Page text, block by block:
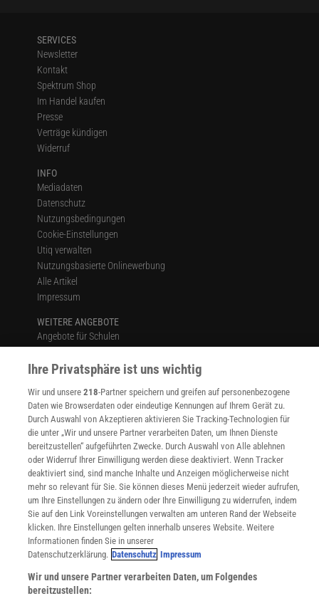
SERVICES
Newsletter
Kontakt
Spektrum Shop
Im Handel kaufen
Presse
Verträge kündigen
Widerruf
INFO
Mediadaten
Datenschutz
Nutzungsbedingungen
Cookie-Einstellungen
Utiq verwalten
Nutzungsbasierte Onlinewerbung
Alle Artikel
Impressum
WEITERE ANGEBOTE
Angebote für Schulen
Sprachen lernen mit Gymglish
Für Spektrum schreiben
Zugänglichkeitserklärung
WEBSEITEN
KielSCN
Wissenschaft in die Schulen
SciLogs
Uns finden Sie auch hier:
Ihre Privatsphäre ist uns wichtig
Wir und unsere218-Partner speichern und greifen auf personenbezogene
Daten wie Browserdaten oder eindeutige Kennungen auf Ihrem Gerät zu.
Durch Auswahl von Akzeptieren aktivieren Sie Tracking-Technologien für
die unter „Wir und unsere Partner verarbeiten Daten, um Ihnen Dienste
bereitzustellen“ aufgeführten Zwecke. Durch Auswahl von Alle ablehnen
oder Widerruf Ihrer Einwilligung werden diese deaktiviert. Wenn Tracker
deaktiviert sind, sind manche Inhalte und Anzeigen möglicherweise nicht
mehr so relevant für Sie. Sie können dieses Menü jederzeit wieder aufrufen,
um Ihre Einstellungen zu ändern oder Ihre Einwilligung zu widerrufen, indem
Sie auf den Link Voreinstellungen verwalten am unteren Rand der Webseite
klicken. Ihre Einstellungen gelten innerhalb unseres Website. Weitere
Informationen finden Sie in unserer
Datenschutzerklärung. Datenschutz Impressum
Wir und unsere Partner verarbeiten Daten, um Folgendes
bereitzustellen: